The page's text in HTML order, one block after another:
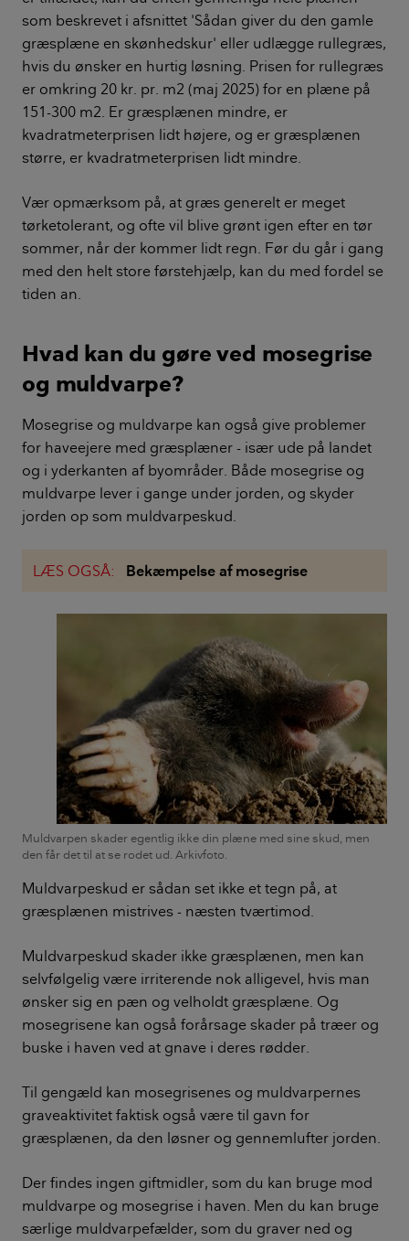
som beskrevet i afsnittet 'Sådan giver du den gamle
græsplæne en skønhedskur' eller udlægge rullegræs,
hvis du ønsker en hurtig løsning. Prisen for rullegræs
er omkring 20 kr. pr. m2 (maj 2025) for en plæne på
151-300 m2. Er græsplænen mindre, er
kvadratmeterprisen lidt højere, og er græsplænen
større, er kvadratmeterprisen lidt mindre.
Vær opmærksom på, at græs generelt er meget
tørketolerant, og ofte vil blive grønt igen efter en tør
sommer, når der kommer lidt regn. Før du går i gang
med den helt store førstehjælp, kan du med fordel se
tiden an.
Hvad kan du gøre ved mosegrise
og muldvarpe?
Mosegrise og muldvarpe kan også give problemer
for haveejere med græsplæner - især ude på landet
og i yderkanten af byområder. Både mosegrise og
muldvarpe lever i gange under jorden, og skyder
jorden op som muldvarpeskud.
LÆS OGSÅ: Bekæmpelse af mosegrise
Muldvarpen skader egentlig ikke din plæne med sine skud, men
den får det til at se rodet ud. Arkivfoto.
Muldvarpeskud er sådan set ikke et tegn på, at
græsplænen mistrives - næsten tværtimod.
Muldvarpeskud skader ikke græsplænen, men kan
selvfølgelig være irriterende nok alligevel, hvis man
ønsker sig en pæn og velholdt græsplæne. Og
mosegrisene kan også forårsage skader på træer og
buske i haven ved at gnave i deres rødder.
Til gengæld kan mosegrisenes og muldvarpernes
graveaktivitet faktisk også være til gavn for
græsplænen, da den løsner og gennemlufter jorden.
Der findes ingen giftmidler, som du kan bruge mod
muldvarpe og mosegrise i haven. Men du kan bruge
særlige muldvarpefælder, som du graver ned og